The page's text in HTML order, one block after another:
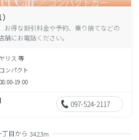
お得な割引料金や予約、乗り捨てなどの
にお電話ください。
ヤリス 等
コンパクト
08:00-19:00
097-524-2117
目から 3423m